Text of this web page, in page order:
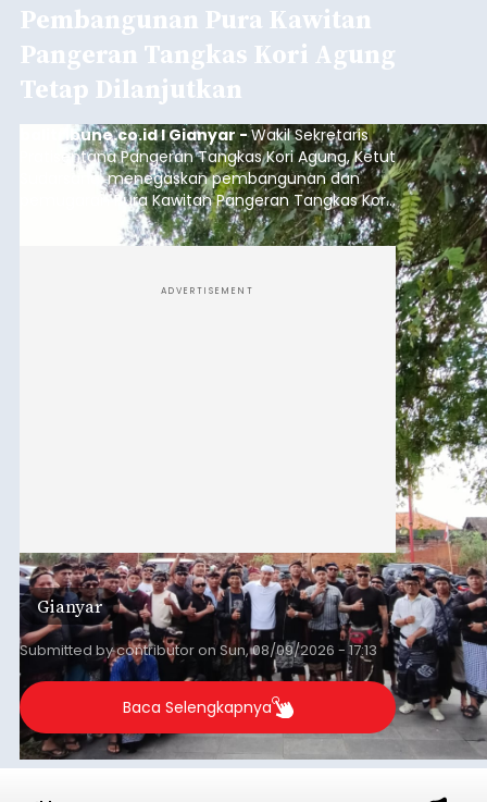
Pembangunan Pura Kawitan
Pangeran Tangkas Kori Agung
Tetap Dilanjutkan
balitribune.co.id I Gianyar -Wakil Sekretaris
Pratisentana Pangeran Tangkas Kori Agung, Ketut
Sudarsana, menegaskan pembangunan dan
pemugaran Pura Kawitan Pangeran Tangkas Kori
Agung tetap dilanjutkan.
ADVERTISEMENT
Gianyar
Submitted bycontributoronSun, 08/09/2026 - 17:13
Baca Selengkapnya